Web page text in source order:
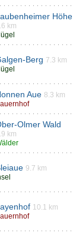
Höhe
km
Berg 7.3 km
Aue 8.3 km
Olmer Wald
km
9.7 km
10.1 km